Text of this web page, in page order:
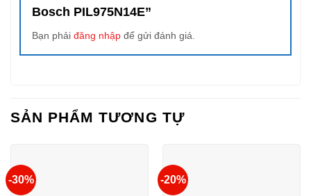
Bosch PIL975N14E”
Bạn phải đăng nhập để gửi đánh giá.
SẢN PHẨM TƯƠNG TỰ
-30% -20%